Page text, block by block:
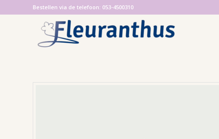
Bestellen via de telefoon: 053-4500310